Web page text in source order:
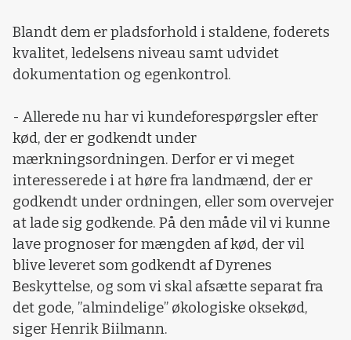
Blandt dem er pladsforhold i staldene, foderets
kvalitet, ledelsens niveau samt udvidet
dokumentation og egenkontrol.
- Allerede nu har vi kundeforespørgsler efter
kød, der er godkendt under
mærkningsordningen. Derfor er vi meget
interesserede i at høre fra landmænd, der er
godkendt under ordningen, eller som overvejer
at lade sig godkende. På den måde vil vi kunne
lave prognoser for mængden af kød, der vil
blive leveret som godkendt af Dyrenes
Beskyttelse, og som vi skal afsætte separat fra
det gode, ”almindelige” økologiske oksekød,
siger Henrik Biilmann.